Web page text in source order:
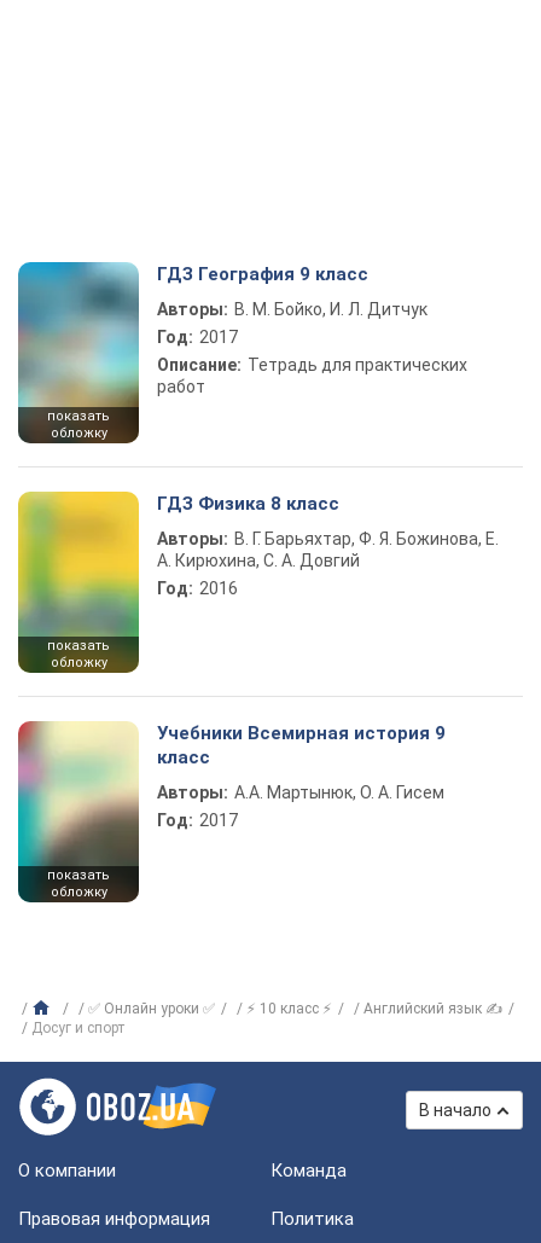
показать
обложку
ГДЗ География 9 класс
Авторы: В. М. Бойко, И. Л. Дитчук
Год: 2017
Описание: Тетрадь для практических
работ
показать
обложку
ГДЗ Физика 8 класс
Авторы: В. Г. Барьяхтар, Ф. Я. Божинова, Е.
А. Кирюхина, С. А. Довгий
Год: 2016
показать
обложку
Учебники Всемирная история 9
класс
Авторы: А.А. Мартынюк, О. А. Гисем
Год: 2017
✅ Онлайн уроки ✅ ⚡ 10 класс ⚡
Английский язык ✍
Досуг и спорт
В начало
О компании Команда
Правовая информация
Политика